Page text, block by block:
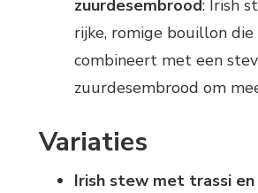
zuurdesembrood: Irish
rijke, romige bouillon
combineert met een
zuurdesembrood om
Variaties
Irish stew met trassi